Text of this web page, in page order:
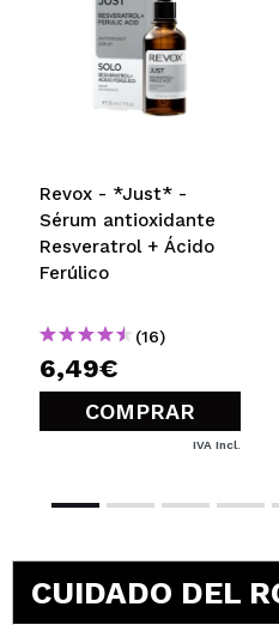
Revox - *Just* -
Sérum antioxidante
Resveratrol + Ácido
Ferúlico
(16)
6,49€
COMPRAR
IVA Incl.
CUIDADO DEL